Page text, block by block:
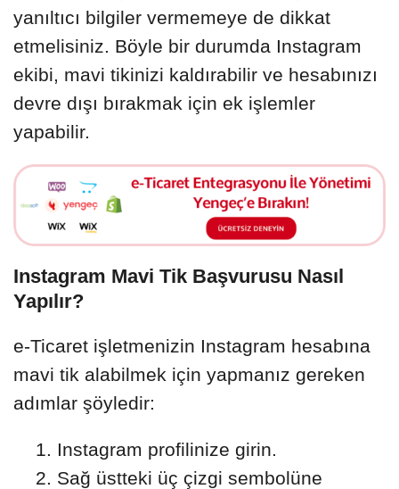
yanıltıcı bilgiler vermemeye de dikkat
etmelisiniz. Böyle bir durumda Instagram
ekibi, mavi tikinizi kaldırabilir ve hesabınızı
devre dışı bırakmak için ek işlemler
yapabilir.
Instagram Mavi Tik Başvurusu Nasıl
Yapılır?
e-Ticaret işletmenizin Instagram hesabına
mavi tik alabilmek için yapmanız gereken
adımlar şöyledir:
Instagram profilinize girin.
Sağ üstteki üç çizgi sembolüne